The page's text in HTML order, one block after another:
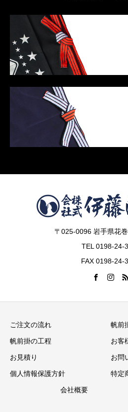
〒025-0096 岩手県花
TEL 0198-24-
FAX 0198-24-
ご注文の流れ 帆前
帆前掛の工程 お客
お見積り お問
個人情報保護方針 特定
会社概要